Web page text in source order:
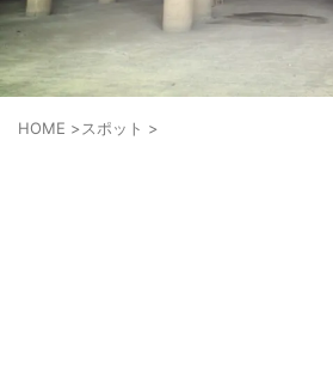
HOME >スポット >